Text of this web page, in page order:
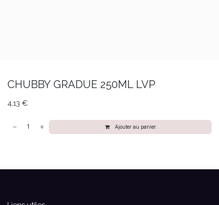
CHUBBY GRADUE 250ML LVP
4,13 €
Ajouter au panier